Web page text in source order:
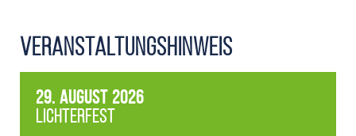
Veranstaltungshinweis
29. August 2026
Lichterfest